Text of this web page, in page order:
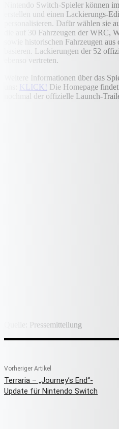
Nintendo Switch-Spieler können
erstellen und einen Lackierungs-
personalisieren. Dafür wählen sie
die auf 30 Fahrzeugen der WRC,
sowie historischen Fahrzeugen
basieren. Lackierungen der 52
ebenso vertreten.
Weitere Informationen über das
KLICK! Die Homepage
nochmal der offizielle Launch-
Quelle: Pressemitteilung
Vorheriger Artikel
Terraria – „Journey’s End“-
Update für Nintendo Switch